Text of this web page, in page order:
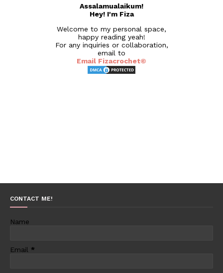
Assalamualaikum!
Hey! I'm Fiza
Welcome to my personal space,
happy reading yeah!
For any inquiries or collaboration,
email to
Email Fizacrochet©
CONTACT ME!
Name
Email *